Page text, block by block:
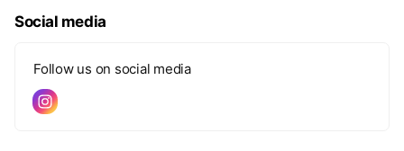
Social media
Follow us on social media